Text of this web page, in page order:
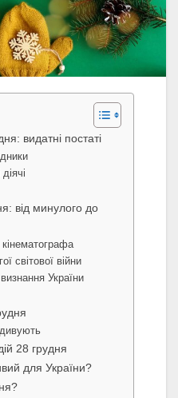
видатні постаті
від минулого до
світової війни
України
28 грудня
для України?